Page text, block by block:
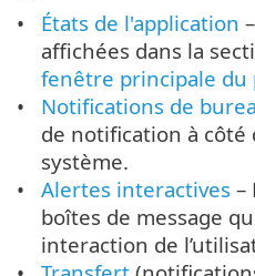
États de l'application
affichées dans la
fenêtre principale du
Notifications de
de notification à côté
système.
Alertes interactives –
boîtes de message
interaction de